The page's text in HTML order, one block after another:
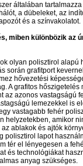
általában
a dübeleket, az
és a színvakolatot.
miben különbözik az
olyan polisztirol alapú
során grafitport
hővezetési
A grafitos hőszigetelés
az azonos vastagságú
lemezekkel is
vastagabb fehér
helyzetekben, amikor
ablakok és ajtók
polisztirol lapot
tér el lényegesen a
és technológiákat
anyag szükséges.